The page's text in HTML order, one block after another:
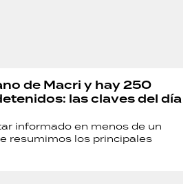
de Macri y hay 250
las claves del día
informado en menos de un
resumimos los principales